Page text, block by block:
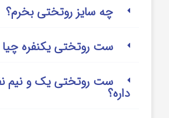
چه سایز روتختی بخرم؟
ست روتختی یکنفره چیا
ست روتختی یک و نیم
داره؟